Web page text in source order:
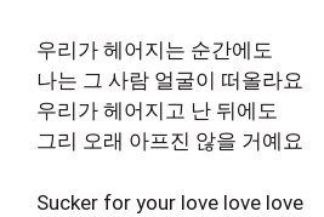
우리가 헤어지는 순간에도
나는 그 사람 얼굴이 떠올라요
우리가 헤어지고 난 뒤에도
그리 오래 아프진 않을 거예요
Sucker for your love love love